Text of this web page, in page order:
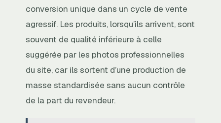
conversion unique dans un cycle de vente
agressif. Les produits, lorsqu’ils arrivent, sont
souvent de qualité inférieure à celle
suggérée par les photos professionnelles
du site, car ils sortent d’une production de
masse standardisée sans aucun contrôle
de la part du revendeur.